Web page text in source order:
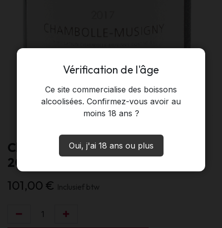
Vérification de l'âge
Ce site commercialise des boissons
alcoolisées. Confirmez-vous avoir au
moins 18 ans ?
Oui, j'ai 18 ans ou plus
Chambolle-Musigny LES CRAS
2023 Rion (75)
101,00 € Inclusief btw